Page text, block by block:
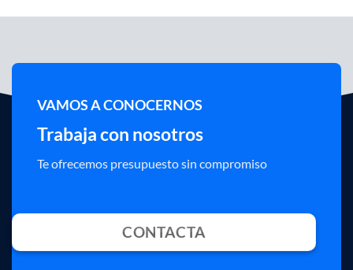
VAMOS A CONOCERNOS
Trabaja con nosotros
Te ofrecemos presupuesto sin compromiso
CONTACTA